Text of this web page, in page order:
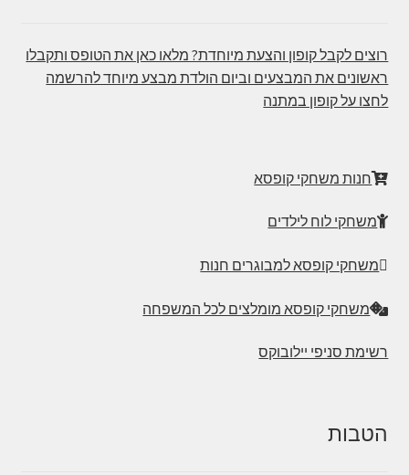
רוצים לקבל קופון והצעת מיוחדת? מלאו כאן את הטופס ותקבלו
ראשונים את המבצעים וביום הולדת מבצע מיוחד להרשמה
לחצו על קופון במתנה
חנות משחקי קופסא
משחקי לוח לילדים
משחקי קופסא למבוגרים חנות
משחקי קופסא מומלצים לכל המשפחה
רשימת סניפי יילובוקס
הטבות